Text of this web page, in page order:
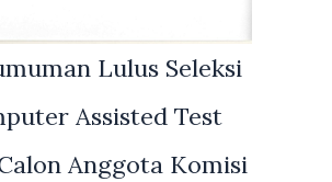
Lulus Seleksi
Assisted Test
Anggota Komisi